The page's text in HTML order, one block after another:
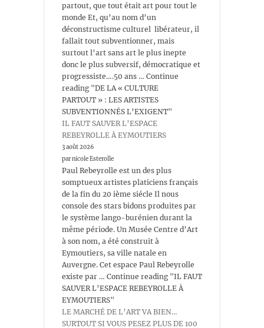
partout, que tout était art pour tout le
monde Et, qu’au nom d’un
déconstructisme culturel libérateur, il
fallait tout subventionner, mais
surtout l’art sans art le plus inepte
donc le plus subversif, démocratique et
progressiste….50 ans … Continue
reading "DE LA « CULTURE
PARTOUT » : LES ARTISTES
SUBVENTIONNÉS L’EXIGENT"
IL FAUT SAUVER L’ESPACE
REBEYROLLE À EYMOUTIERS
3 août 2026
par nicole Esterolle
Paul Rebeyrolle est un des plus
somptueux artistes platiciens français
de la fin du 20 ième siécle Il nous
console des stars bidons produites par
le système lango-burénien durant la
même période. Un Musée Centre d’Art
à son nom, a été construit à
Eymoutiers, sa ville natale en
Auvergne. Cet espace Paul Rebeyrolle
existe par … Continue reading "IL FAUT
SAUVER L’ESPACE REBEYROLLE À
EYMOUTIERS"
LE MARCHÉ DE L’ART VA BIEN…
SURTOUT SI VOUS PESEZ PLUS DE 100